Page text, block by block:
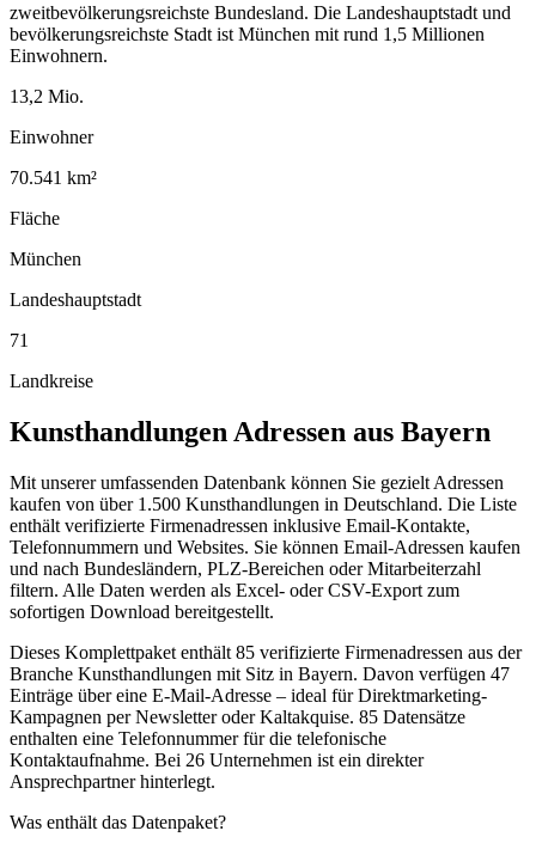
zweitbevölkerungsreichste Bundesland. Die Landeshauptstadt und
bevölkerungsreichste Stadt ist München mit rund 1,5 Millionen
Einwohnern.
13,2 Mio.
Einwohner
70.541 km²
Fläche
München
Landeshauptstadt
71
Landkreise
Kunsthandlungen Adressen aus Bayern
Mit unserer umfassenden Datenbank können Sie gezielt Adressen
kaufen von über 1.500 Kunsthandlungen in Deutschland. Die Liste
enthält verifizierte Firmenadressen inklusive Email-Kontakte,
Telefonnummern und Websites. Sie können Email-Adressen kaufen
und nach Bundesländern, PLZ-Bereichen oder Mitarbeiterzahl
filtern. Alle Daten werden als Excel- oder CSV-Export zum
sofortigen Download bereitgestellt.
Dieses Komplettpaket enthält 85 verifizierte Firmenadressen aus der
Branche Kunsthandlungen mit Sitz in Bayern. Davon verfügen 47
Einträge über eine E-Mail-Adresse – ideal für Direktmarketing-
Kampagnen per Newsletter oder Kaltakquise. 85 Datensätze
enthalten eine Telefonnummer für die telefonische
Kontaktaufnahme. Bei 26 Unternehmen ist ein direkter
Ansprechpartner hinterlegt.
Was enthält das Datenpaket?